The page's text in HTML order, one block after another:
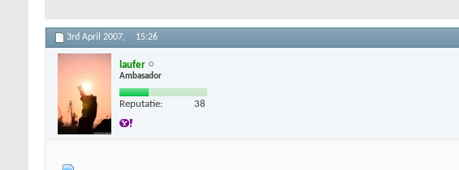
3rd April 2007, 15:26
laufer
Ambasador
Reputatie: 38